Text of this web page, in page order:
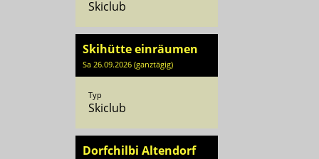
Skiclub
Skihütte einräumen
Sa 26.09.2026 (ganztägig)
Typ
Skiclub
Dorfchilbi Altendorf